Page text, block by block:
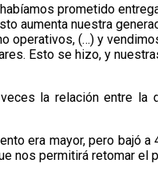
prometido
aumenta nuestra
operativos, (…) y
Esto se hizo, y
la relación entre
era mayor, pero
nos permitirá retomar el